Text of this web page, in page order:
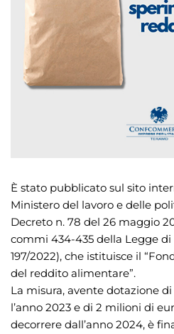
È stato pubblicato sul sito
Ministero del lavoro e delle
Decreto n. 78 del 26 maggio
commi 434-435 della Legge di
197/2022), che istituisce il
del reddito alimentare”.
La misura, avente dotazione
l’anno 2023 e di 2 milioni di
decorrere dall’anno 2024, è